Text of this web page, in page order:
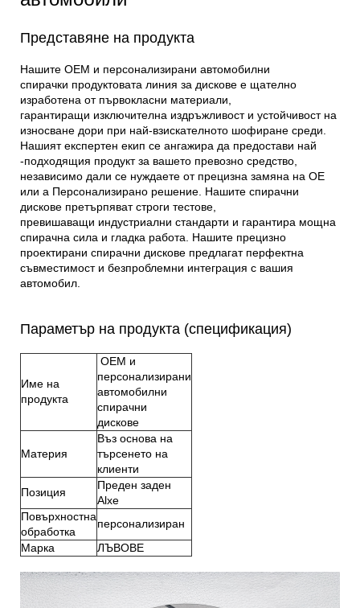
Представяне на продукта
Нашите OEM и персонализирани автомобилни
спирачки продуктовата линия за дискове е щателно
изработена от първокласни материали,
гарантиращи изключителна издръжливост и устойчивост на
износване дори при най-взискателното шофиране среди.
Нашият експертен екип се ангажира да предостави най
-подходящия продукт за вашето превозно средство,
независимо дали се нуждаете от прецизна замяна на OE
или a Персонализирано решение. Нашите спирачни
дискове претърпяват строги тестове,
превишаващи индустриални стандарти и гарантира мощна
спирачна сила и гладка работа. Нашите прецизно
проектирани спирачни дискове предлагат перфектна
съвместимост и безпроблемни интеграция с вашия
автомобил.
Параметър на продукта (спецификация)
Име на
продукта
OEM и
персонализирани
автомобилни
спирачни
дискове
Материя
Въз основа на
търсенето на
клиенти
Позиция
Преден заден
Alxe
Повърхностна
обработка
персонализиран
Марка
ЛЪВОВЕ